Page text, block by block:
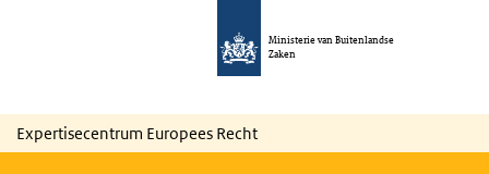
Ministerie van Buitenlandse
Zaken
Expertisecentrum Europees Recht